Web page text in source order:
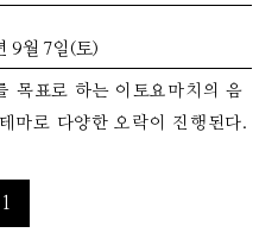
9월 7일(토)
목표로 하는 이토요마치의 음
마로 다양한 오락이 진행된다.
1